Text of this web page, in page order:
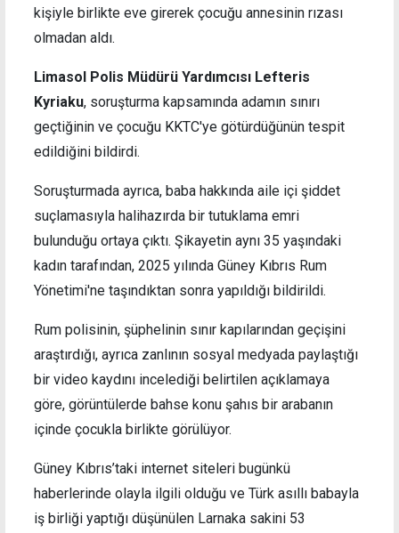
kişiyle birlikte eve girerek çocuğu annesinin rızası
olmadan aldı.
Limasol Polis Müdürü Yardımcısı Lefteris
Kyriaku, soruşturma kapsamında adamın sınırı
geçtiğinin ve çocuğu KKTC'ye götürdüğünün tespit
edildiğini bildirdi.
Soruşturmada ayrıca, baba hakkında aile içi şiddet
suçlamasıyla halihazırda bir tutuklama emri
bulunduğu ortaya çıktı. Şikayetin aynı 35 yaşındaki
kadın tarafından, 2025 yılında Güney Kıbrıs Rum
Yönetimi'ne taşındıktan sonra yapıldığı bildirildi.
Rum polisinin, şüphelinin sınır kapılarından geçişini
araştırdığı, ayrıca zanlının sosyal medyada paylaştığı
bir video kaydını incelediği belirtilen açıklamaya
göre, görüntülerde bahse konu şahıs bir arabanın
içinde çocukla birlikte görülüyor.
Güney Kıbrıs’taki internet siteleri bugünkü
haberlerinde olayla ilgili olduğu ve Türk asıllı babayla
iş birliği yaptığı düşünülen Larnaka sakini 53